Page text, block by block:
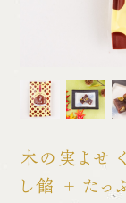
木の実よせ
し餡 ＋ たっ